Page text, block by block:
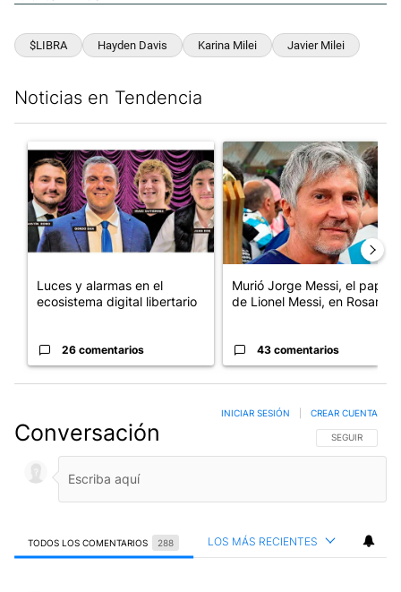
$LIBRA Hayden Davis Karina Milei Javier Milei
Noticias en Tendencia
Un artículo de tendencia con el título "Luces y alarmas en el
Luces y alarmas en el
ecosistema digital libertario
26 comentarios
Un artículo de tendencia con
Murió Jorge Messi, el papá
de Lionel Messi, en Rosario
43 comentarios
Conversación SIGA ESTA
SEGUIR
INICIAR SESIÓN CREAR CUENTA
TODOS LOS COMENTARIOS 288 LOS MÁS RECIENTES